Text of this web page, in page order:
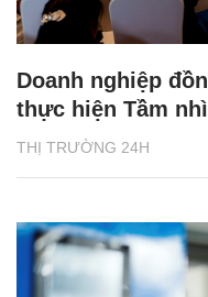
THỊ TRƯỜNG 24H
Doanh nghiệp
thực hiện Tầm